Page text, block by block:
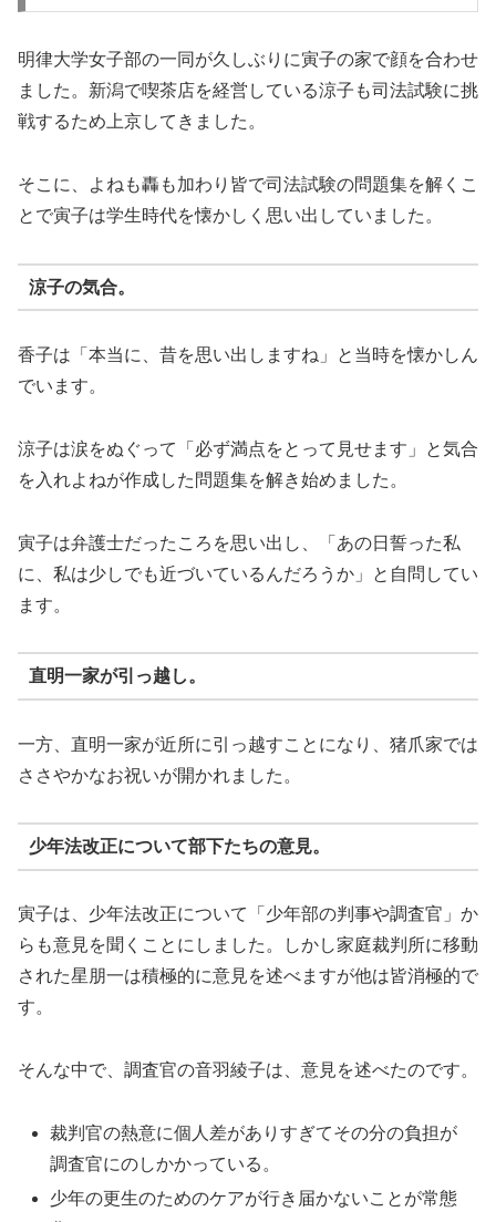
明律大学女子部の一同が久しぶりに寅子の家で顔を合わせ
ました。新潟で喫茶店を経営している涼子も司法試験に挑
戦するため上京してきました。
そこに、よねも轟も加わり皆で司法試験の問題集を解くこ
とで寅子は学生時代を懐かしく思い出していました。
涼子の気合。
香子は「本当に、昔を思い出しますね」と当時を懐かしん
でいます。
涼子は涙をぬぐって「必ず満点をとって見せます」と気合
を入れよねが作成した問題集を解き始めました。
寅子は弁護士だったころを思い出し、「あの日誓った私
に、私は少しでも近づいているんだろうか」と自問してい
ます。
直明一家が引っ越し。
一方、直明一家が近所に引っ越すことになり、猪爪家では
ささやかなお祝いが開かれました。
少年法改正について部下たちの意見。
寅子は、少年法改正について「少年部の判事や調査官」か
らも意見を聞くことにしました。しかし家庭裁判所に移動
された星朋一は積極的に意見を述べますが他は皆消極的で
す。
そんな中で、調査官の音羽綾子は、意見を述べたのです。
裁判官の熱意に個人差がありすぎてその分の負担が
調査官にのしかかっている。
少年の更生のためのケアが行き届かないことが常態